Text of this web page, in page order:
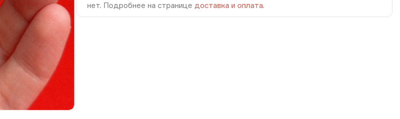
нет. Подробнее на странице доставка и оплата.